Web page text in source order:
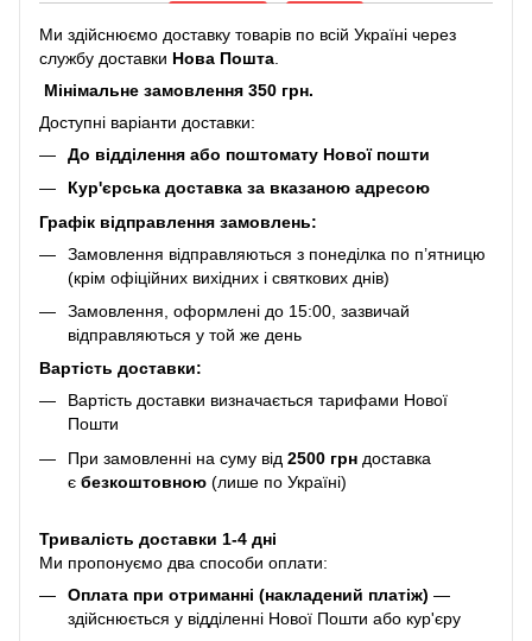
Ми здійснюємо доставку товарів по всій Україні через
службу доставки Нова Пошта
Мінімальне замовлення 350 грн.
Доступні варіанти доставки:
До відділення або поштомату Нової пошти
Кур'єрська доставка за вказаною адресою
Графік відправлення замовлень:
Замовлення відправляються з понеділка по п’ятницю
(крім офіційних вихідних і святкових днів)
Замовлення, оформлені до 15:00, зазвичай
відправляються у той же день
Вартість доставки:
Вартість доставки визначається тарифами Нової
Пошти
При замовленні на суму від 2500 грн доставка
є безкоштовною (лише по Україні)
Тривалість доставки 1-4 дні
Ми пропонуємо два способи оплати:
Оплата при отриманні (накладений платіж) —
здійснюється у відділенні Нової Пошти або кур'єру